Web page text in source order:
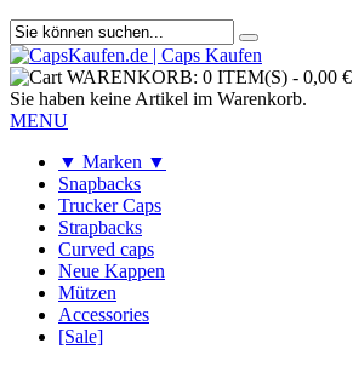
WARENKORB: 0 ITEM(S) - 0,00 €
Sie haben keine Artikel im Warenkorb.
MENU
▼ Marken ▼
Snapbacks
Trucker Caps
Strapbacks
Curved caps
Neue Kappen
Mützen
Accessories
[Sale]